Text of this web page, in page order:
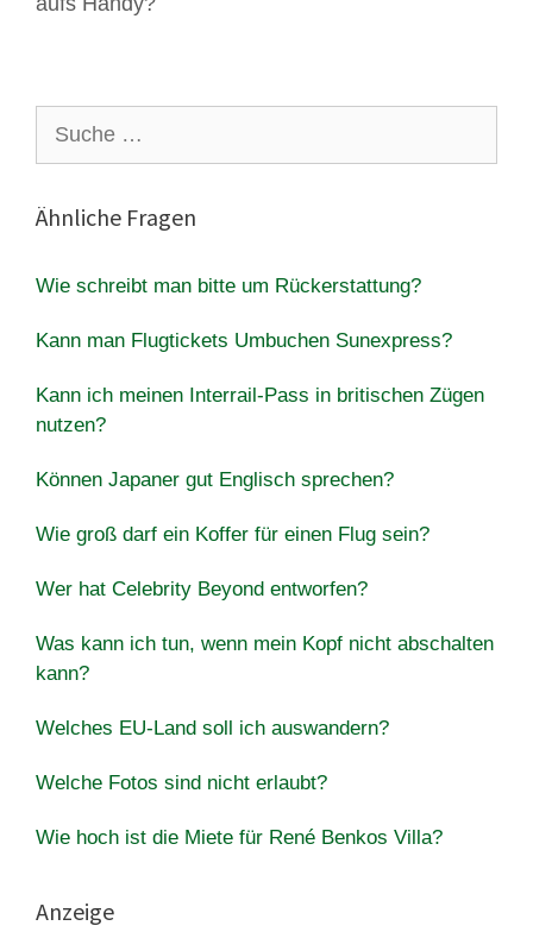
nach:
Ähnliche Fragen
Wie schreibt man bitte um Rückerstattung?
Kann man Flugtickets Umbuchen Sunexpress?
Kann ich meinen Interrail-Pass in britischen Zügen
nutzen?
Können Japaner gut Englisch sprechen?
Wie groß darf ein Koffer für einen Flug sein?
Wer hat Celebrity Beyond entworfen?
Was kann ich tun, wenn mein Kopf nicht abschalten
kann?
Welches EU-Land soll ich auswandern?
Welche Fotos sind nicht erlaubt?
Wie hoch ist die Miete für René Benkos Villa?
Anzeige